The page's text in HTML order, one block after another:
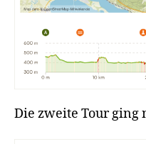
Die zweite Tour ging